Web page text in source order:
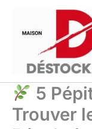
contenu
5
Trouver